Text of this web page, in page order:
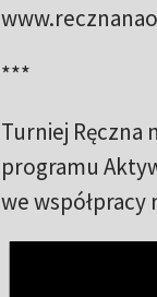
***
Turniej Ręczna
programu
we współpracy